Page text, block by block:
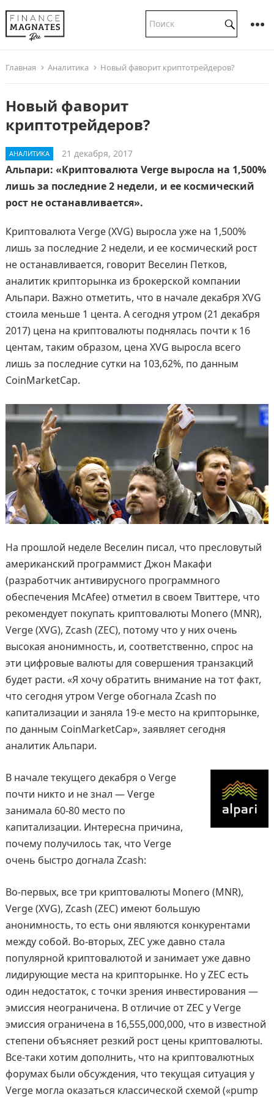
Главная Аналитика Новый фаворит криптотрейдеров?
Новый фаворит
криптотрейдеров?
АНАЛИТИКА 21 декабря, 2017
Альпари: «Криптовалюта Vergе выросла на 1,500%
лишь за последние 2 недели, и ее космический
рост не останавливается».
Криптовалюта Vergе (XVG) выросла уже на 1,500%
лишь за последние 2 недели, и ее космический рост
не останавливается, говорит Веселин Петков,
аналитик крипторынка из брокерской компании
Альпари. Важно отметить, что в начале декабря XVG
стоила меньше 1 цента. А сегодня утром (21 декабря
2017) цена на криптовалюты поднялась почти к 16
центам, таким образом, цена XVG выросла всего
лишь за последние сутки на 103,62%, по данным
CoinMarketCap.
На прошлой неделе Веселин писал, что пресловутый
американский программист Джон Макафи
(разработчик антивирусного программного
обеспечения McAfee) отметил в своем Твиттере, что
рекомендует покупать криптовалюты Monero (MNR),
Verge (XVG), Zcash (ZEC), потому что у них очень
высокая анонимность, и, соответственно, спрос на
эти цифровые валюты для совершения транзакций
будет расти. «Я хочу обратить внимание на тот факт,
что сегодня утром Verge обогнала Zcash по
капитализации и занялa 19-е место на крипторынке,
по данным CoinMarketCap», заявляет сегодня
аналитик Альпари.
В начале текущего декабря о Verge
почти никто и не знал — Verge
занимала 60-80 место по
капитализации. Интересна причина,
почему получилось так, что Verge
очень быстро догнала Zcash:
Во-первых, все три криптовалюты Monero (MNR),
Verge (XVG), Zcash (ZEC) имеют большую
анонимность, то есть они являются конкурентами
между собой. Во-вторых, ZEC уже давно стала
популярной криптовалютой и занимает уже давно
лидирующие места на крипторынке. Но у ZEC есть
один недостаток, с точки зрения инвестирования —
эмиссия неограничена. В отличие от ZEC у Verge
эмиссия ограничена в 16,555,000,000, что в известной
степени объясняет резкий рост цены криптовалюты.
Все-таки хотим дополнить, что на криптовалютных
форумах были обсуждения, что текущая ситуация у
Verge могла оказаться классической схемой («pump